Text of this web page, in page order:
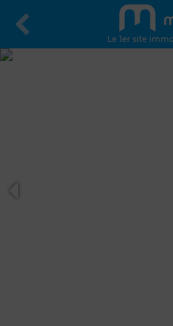
Le 1er site